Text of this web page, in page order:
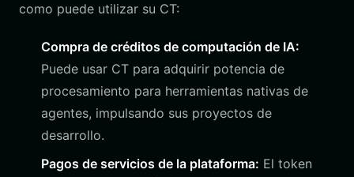
como puede utilizar su CT:
Compra de créditos de computación de IA:
Puede usar CT para adquirir potencia de
procesamiento para herramientas nativas de
agentes, impulsando sus proyectos de
desarrollo.
Pagos de servicios de la plataforma: El token